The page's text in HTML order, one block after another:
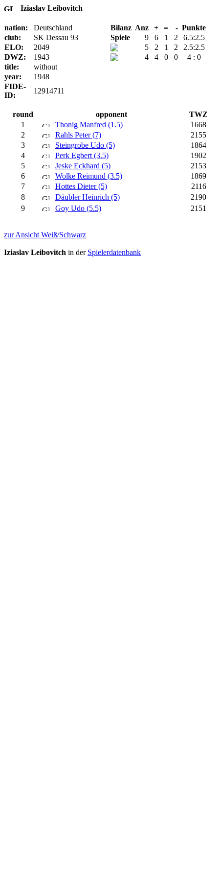
Iziaslav Leibovitch
nation: Deutschland Bilanz Anz + = - Punkte
club:
SK Dessau 93 Spiele 9 6 1 2
6.5:2.5
ELO:
2049 5 2 1 2
2.5:2.5
DWZ:
1943 4 4 0 0
4 : 0
title:
without
year:
1948
FIDE-
ID:
12914711
round opponent
TWZ
1
Thonig Manfred (1.5)
1668
2
Rahls Peter (7)
2155
3
Steingrobe Udo (5)
1864
4
Perk Egbert (3.5)
1902
5
Jeske Eckhard (5)
2153
6
Wolke Reimund (3.5)
1869
7
Hottes Dieter (5)
2116
8
Däubler Heinrich (5)
2190
9
Goy Udo (5.5) 2151
zur Ansicht Weiß/Schwarz
Iziaslav Leibovitch in der Spielerdatenbank